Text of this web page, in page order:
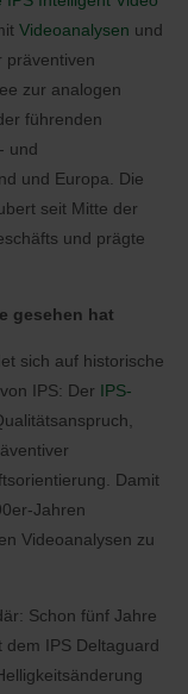
Videoanalysen und
präventiven
zur analogen
führenden
und
und Europa. Die
seit Mitte der
und prägte
gesehen hat
sich auf historische
IPS: Der IPS-
Damit
Jahren
Videoanalysen zu
Schon fünf Jahre
IPS Deltaguard